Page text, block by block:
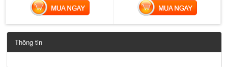
MUA NGAY MUA NGAY
Thông tin